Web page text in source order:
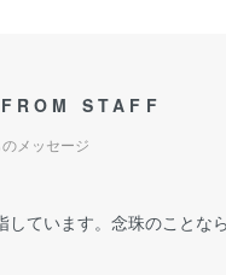
STAFF
メッセージ
ています。念珠のことな